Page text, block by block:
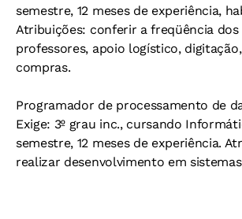
semestre, 12 meses de experiência,
Atribuições: conferir a freqüência dos
professores, apoio logístico,
compras.
Programador de processamento de
Exige: 3º grau inc., cursando
semestre, 12 meses de experiência.
realizar desenvolvimento em